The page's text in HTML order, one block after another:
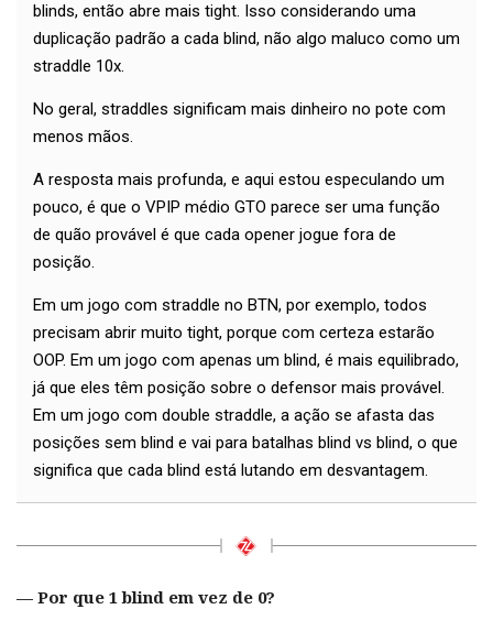
blinds, então abre mais tight. Isso considerando uma
duplicação padrão a cada blind, não algo maluco como um
straddle 10x.
No geral, straddles significam mais dinheiro no pote com
menos mãos.
A resposta mais profunda, e aqui estou especulando um
pouco, é que o VPIP médio GTO parece ser uma função
de quão provável é que cada opener jogue fora de
posição.
Em um jogo com straddle no BTN, por exemplo, todos
precisam abrir muito tight, porque com certeza estarão
OOP. Em um jogo com apenas um blind, é mais equilibrado,
já que eles têm posição sobre o defensor mais provável.
Em um jogo com double straddle, a ação se afasta das
posições sem blind e vai para batalhas blind vs blind, o que
significa que cada blind está lutando em desvantagem.
— Por que 1 blind em vez de 0?